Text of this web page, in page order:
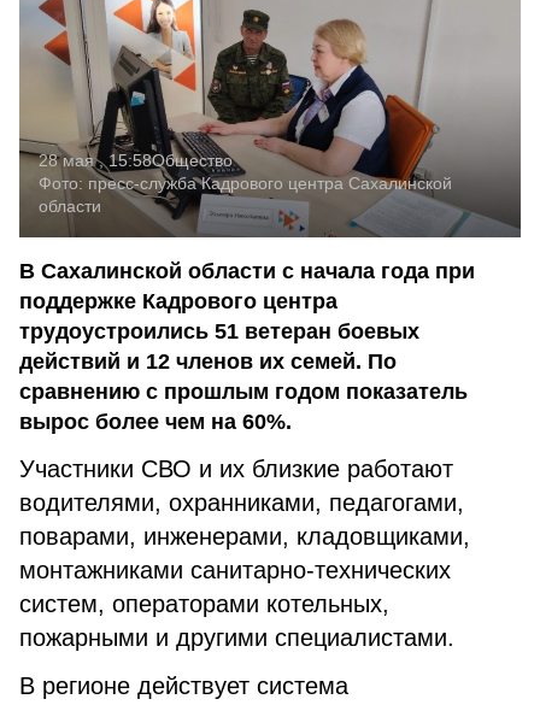
28 мая , 15:58Общество
Фото: пресс-служба Кадрового центра Сахалинской
области
В Сахалинской области с начала года при
поддержке Кадрового центра
трудоустроились 51 ветеран боевых
действий и 12 членов их семей. По
сравнению с прошлым годом показатель
вырос более чем на 60%.
Участники СВО и их близкие работают
водителями, охранниками, педагогами,
поварами, инженерами, кладовщиками,
монтажниками санитарно-технических
систем, операторами котельных,
пожарными и другими специалистами.
В регионе действует система